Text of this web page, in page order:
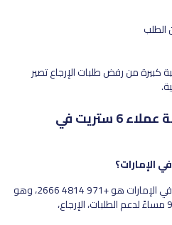
الطلب
كبيرة من رفض طلبات الإرجاع تصير
الأسئلة الشائعة عن خدمة عملاء 6 ستريت في
رقم خدمة عملاء 6 ستريت الرسمي في الإمارات هو +971 4814 2666، وهو
متوفر يومياً من 9:00 صباحاً إلى 9:00 مساءً لدعم الطلبات، الإرجاع،